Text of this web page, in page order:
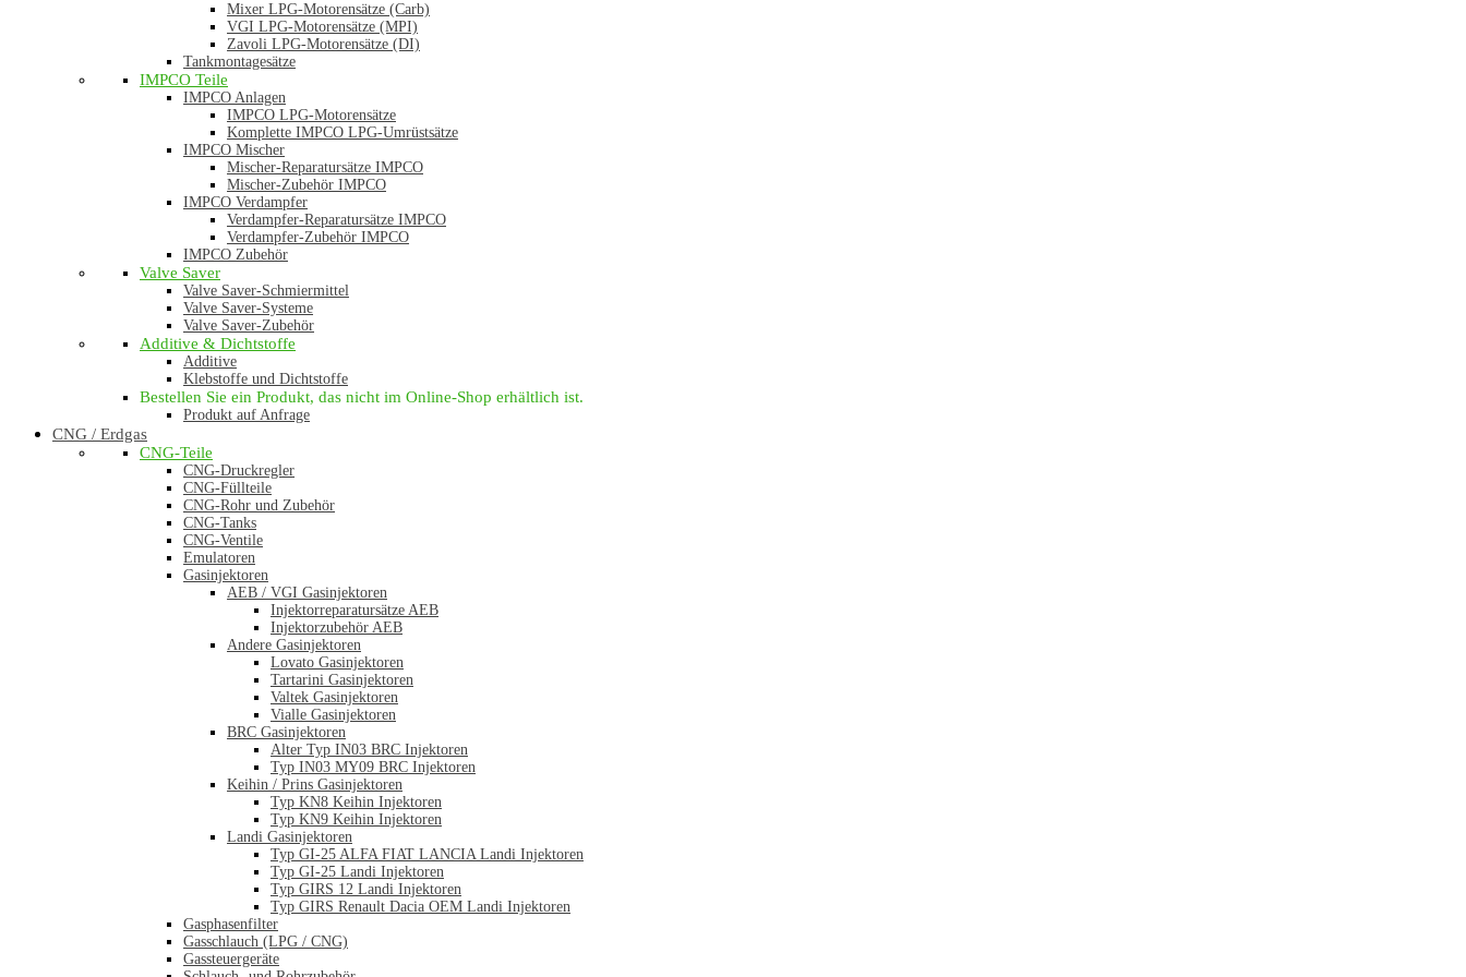
Mixer LPG-Motorensätze (Carb)
VGI LPG-Motorensätze (MPI)
Zavoli LPG-Motorensätze (DI)
Tankmontagesätze
IMPCO Teile
IMPCO Anlagen
IMPCO LPG-Motorensätze
Komplette IMPCO LPG-Umrüstsätze
IMPCO Mischer
Mischer-Reparatursätze IMPCO
Mischer-Zubehör IMPCO
IMPCO Verdampfer
Verdampfer-Reparatursätze IMPCO
Verdampfer-Zubehör IMPCO
IMPCO Zubehör
Valve Saver
Valve Saver-Schmiermittel
Valve Saver-Systeme
Valve Saver-Zubehör
Additive & Dichtstoffe
Additive
Klebstoffe und Dichtstoffe
Bestellen Sie ein Produkt, das nicht im Online-Shop erhältlich ist.
Produkt auf Anfrage
CNG / Erdgas
CNG-Teile
CNG-Druckregler
CNG-Füllteile
CNG-Rohr und Zubehör
CNG-Tanks
CNG-Ventile
Emulatoren
Gasinjektoren
AEB / VGI Gasinjektoren
Injektorreparatursätze AEB
Injektorzubehör AEB
Andere Gasinjektoren
Lovato Gasinjektoren
Tartarini Gasinjektoren
Valtek Gasinjektoren
Vialle Gasinjektoren
BRC Gasinjektoren
Alter Typ IN03 BRC Injektoren
Typ IN03 MY09 BRC Injektoren
Keihin / Prins Gasinjektoren
Typ KN8 Keihin Injektoren
Typ KN9 Keihin Injektoren
Landi Gasinjektoren
Typ GI-25 ALFA FIAT LANCIA Landi Injektoren
Typ GI-25 Landi Injektoren
Typ GIRS 12 Landi Injektoren
Typ GIRS Renault Dacia OEM Landi Injektoren
Gasphasenfilter
Gasschlauch (LPG / CNG)
Gassteuergeräte